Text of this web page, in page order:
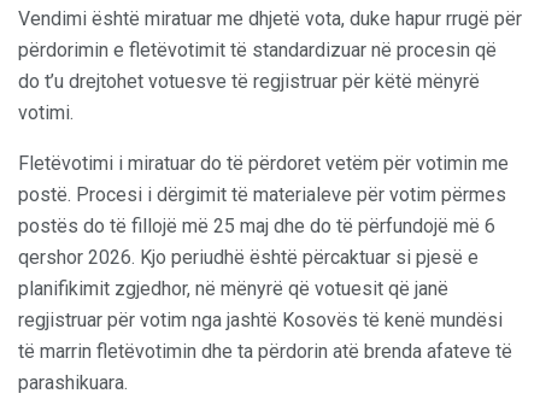
Vendimi është miratuar me dhjetë vota, duke hapur rrugë për
përdorimin e fletëvotimit të standardizuar në procesin që
do t’u drejtohet votuesve të regjistruar për këtë mënyrë
votimi.
Fletëvotimi i miratuar do të përdoret vetëm për votimin me
postë. Procesi i dërgimit të materialeve për votim përmes
postës do të fillojë më 25 maj dhe do të përfundojë më 6
qershor 2026. Kjo periudhë është përcaktuar si pjesë e
planifikimit zgjedhor, në mënyrë që votuesit që janë
regjistruar për votim nga jashtë Kosovës të kenë mundësi
të marrin fletëvotimin dhe ta përdorin atë brenda afateve të
parashikuara.